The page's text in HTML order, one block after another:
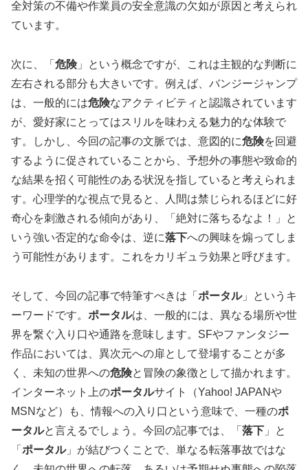
全対策の不備や作業員の安全意識の欠如が原因と考えられ
ています。
次に、「 危険」という概念ですが、これは主観的な判断に
左右される部分も大きいです。例えば、バンジージャンプ
は、一般的には危険なアクティビティと認識されています
が、愛好家にとってはスリルを味わえる魅力的な体験で
す。しかし、今回の記事の文脈では、意図的に危険を回避
するように促されていることから、予想外の事態や致命的
な結果を招く可能性のある状況を指していると考えられま
す。心理学的な視点で見ると、人間は禁じられるほどに好
奇心を刺激される傾向があり、「絶対に落ちるなよ！」と
いう強い否定的な命令は、逆に落下への興味を煽ってしま
う可能性があります。これをカリギュラ効果と呼びます。
そして、今回の記事で特筆すべきは「 ポータル」というキ
ーワードです。 ポータルは、一般的には、異なる場所や世
界を繋ぐ入り口や通路を意味します。SFやファンタジー
作品においては、異次元への扉として登場することが多
く、未知の世界への危険と冒険の象徴として描かれます。
インターネット上のポータルサイト（Yahoo! JAPANや
MSNなど）も、情報への入り口という意味で、一種のポ
ータルと言えるでしょう。今回の記事では、「 落下 」と
「 ポータル」が結びつくことで、単なる転落事故ではな